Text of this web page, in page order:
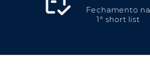
Fechamento na
1ª short list